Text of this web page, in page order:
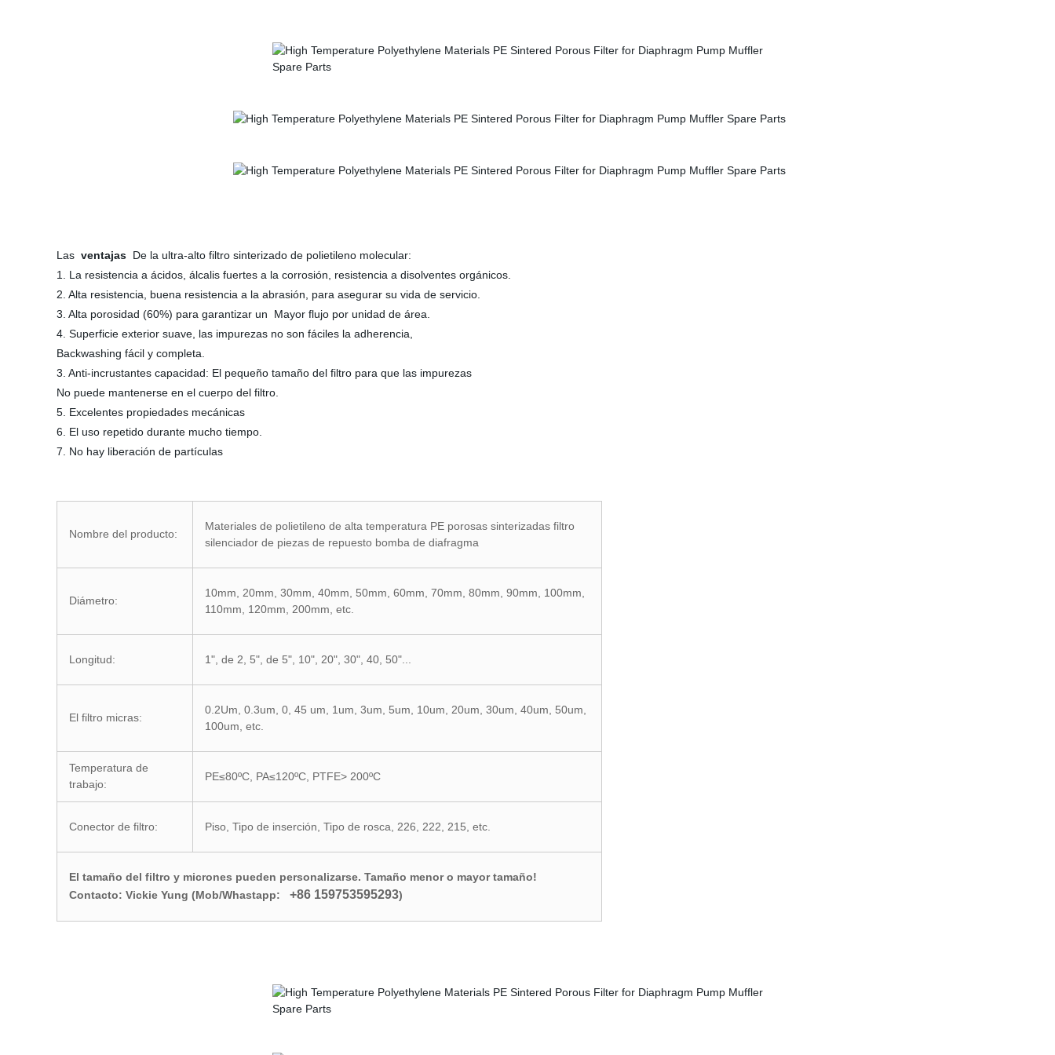
Las ventajas De la ultra-alto filtro sinterizado de polietileno molecular:
1. La resistencia a ácidos, álcalis fuertes a la corrosión, resistencia a disolventes orgánicos.
2. Alta resistencia, buena resistencia a la abrasión, para asegurar su vida de servicio.
3. Alta porosidad (60%) para garantizar un Mayor flujo por unidad de área.
4. Superficie exterior suave, las impurezas no son fáciles la adherencia,
Backwashing fácil y completa.
3. Anti-incrustantes capacidad: El pequeño tamaño del filtro para que las impurezas
No puede mantenerse en el cuerpo del filtro.
5. Excelentes propiedades mecánicas
6. El uso repetido durante mucho tiempo.
7. No hay liberación de partículas
Nombre del producto:
Materiales de polietileno de alta temperatura PE porosas sinterizadas filtro
silenciador de piezas de repuesto bomba de diafragma
Diámetro:
10mm, 20mm, 30mm, 40mm, 50mm, 60mm, 70mm, 80mm, 90mm, 100mm,
110mm, 120mm, 200mm, etc.
Longitud: 1", de 2, 5", de 5", 10", 20", 30", 40, 50"...
El filtro micras:
0.2Um, 0.3um, 0, 45 um, 1um, 3um, 5um, 10um, 20um, 30um, 40um, 50um,
100um, etc.
Temperatura de
trabajo:
PE≤80ºC, PA≤120ºC, PTFE> 200ºC
Conector de filtro: Piso, Tipo de inserción, Tipo de rosca, 226, 222, 215, etc.
El tamaño del filtro y micrones pueden personalizarse. Tamaño menor o mayor tamaño!
Contacto: Vickie Yung (Mob/Whastapp: +86 159753595293)